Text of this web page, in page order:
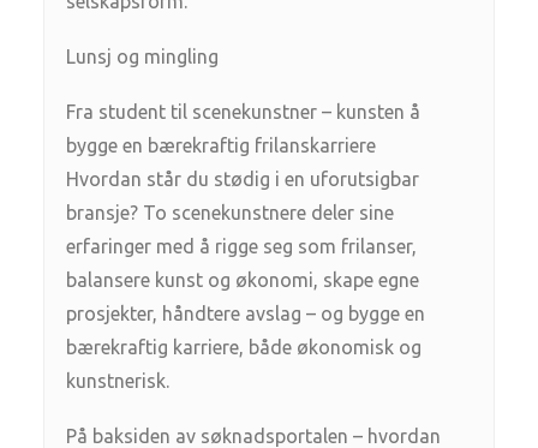
Lunsj og mingling
Fra student til scenekunstner – kunsten å
bygge en bærekraftig frilanskarriere
Hvordan står du stødig i en uforutsigbar
bransje? To scenekunstnere deler sine
erfaringer med å rigge seg som frilanser,
balansere kunst og økonomi, skape egne
prosjekter, håndtere avslag – og bygge en
bærekraftig karriere, både økonomisk og
kunstnerisk.
På baksiden av søknadsportalen – hvordan